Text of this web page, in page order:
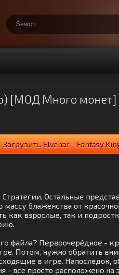
[МОД Много монет]
Загрузить Elvenar - Fantasy
Остальные
блаженства от
как взрослые, так и
файла? Первоочерёдное -
Потом, нужно обратить
в игре. Напоследок,
всё просто расположено на